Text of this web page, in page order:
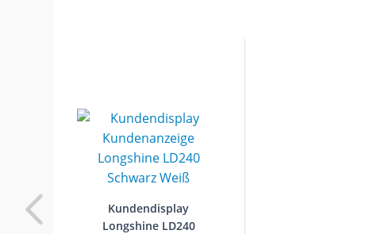
Kundendisplay
Longshine LD240